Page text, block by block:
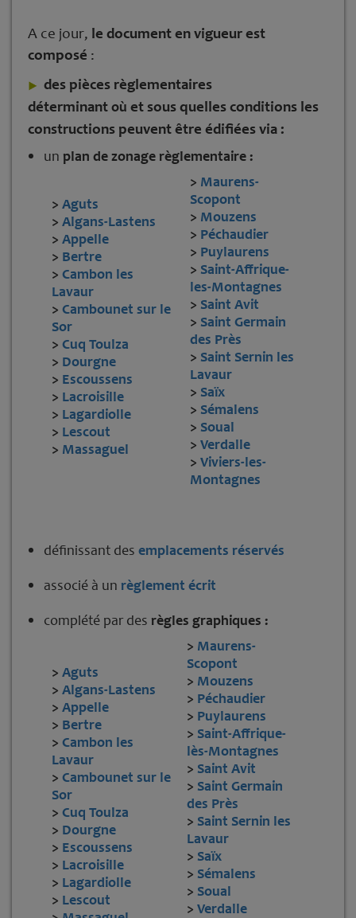
A ce jour, le document en vigueur est
composé :
des pièces règlementaires
déterminantoù et sous quelles conditions les
constructions peuvent être édifiées via :
un plan de zonage règlementaire :
> Aguts
> Algans-Lastens
> Appelle
> Bertre
> Cambon les
Lavaur
> Cambounet sur le
Sor
> Cuq Toulza
> Dourgne
> Escoussens
> Lacroisille
> Lagardiolle
> Lescout
> Massaguel
> Maurens-
Scopont
> Mouzens
> Péchaudier
> Puylaurens
> Saint-Affrique-
les-Montagnes
> Saint Avit
> Saint Germain
des Près
> Saint Sernin les
Lavaur
> Saïx
> Sémalens
> Soual
> Verdalle
> Viviers-les-
Montagnes
définissant des emplacements réservés
associé à un règlement écrit
complété par des règles graphiques :
> Aguts
> Algans-Lastens
> Appelle
> Bertre
> Cambon les
Lavaur
> Cambounet sur le
Sor
> Cuq Toulza
> Dourgne
> Escoussens
> Lacroisille
> Lagardiolle
> Lescout
> Maurens-
Scopont
> Mouzens
> Péchaudier
> Puylaurens
> Saint-Affrique-
lès-Montagnes
> Saint Avit
> Saint Germain
des Près
> Saint Sernin les
Lavaur
> Saïx
> Sémalens
> Soual
> Verdalle